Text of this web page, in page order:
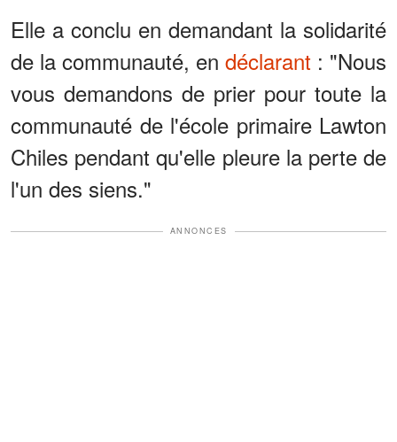
Elle a conclu en demandant la solidarité
de la communauté, en déclarant : "Nous
vous demandons de prier pour toute la
communauté de l'école primaire Lawton
Chiles pendant qu'elle pleure la perte de
l'un des siens."
ANNONCES